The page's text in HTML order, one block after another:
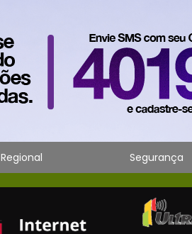
Regional Segurança